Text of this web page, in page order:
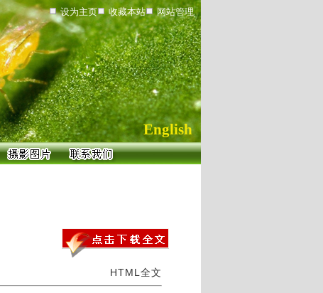
设为主页 收藏本站 网站管理
English
HTML全文